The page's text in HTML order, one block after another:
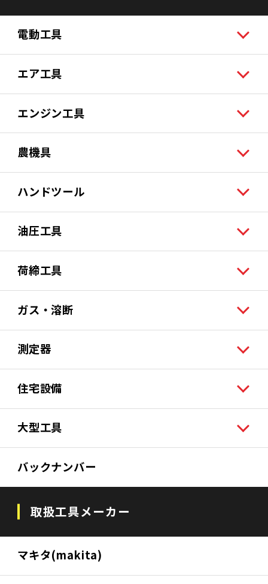
電動工具
エア工具
エンジン工具
農機具
ハンドツール
油圧工具
荷締工具
ガス・溶断
測定器
住宅設備
大型工具
バックナンバー
取扱工具メーカー
マキタ(makita)